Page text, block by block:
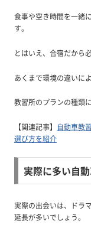
食事や空き時間を一緒
す。
とはいえ、合宿だから
あくまで環境の違いに
教習所のプランの種類
【関連記事】 自動車教
選び方を紹介
実際に多い自
実際の出会いは、ドラ
延長が多いでしょう。